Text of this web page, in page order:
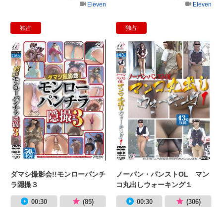
Eleven
Eleven
独占
ダマシ撮影会!!モンローパンチ
ラ隠撮３
00:30 (85)
独占
ノーパン・パンストOL マン
コ丸出しウォーキング１
00:30 (306)